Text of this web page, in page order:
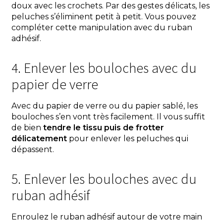
doux avec les crochets. Par des gestes délicats, les
peluches s’éliminent petit à petit. Vous pouvez
compléter cette manipulation avec du ruban
adhésif.
4. Enlever les bouloches avec du
papier de verre
Avec du papier de verre ou du papier sablé, les
bouloches s’en vont très facilement. Il vous suffit
de bien tendre le tissu puis de frotter
délicatement pour enlever les peluches qui
dépassent.
5. Enlever les bouloches avec du
ruban adhésif
Enroulez le ruban adhésif autour de votre main